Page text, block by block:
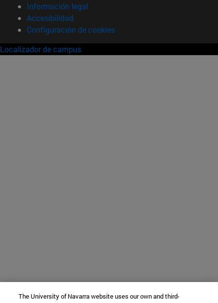
Información legal
Accesibilidad
Configuración de cookies
Localizador de campus
The University of Navarra website uses our own and third-